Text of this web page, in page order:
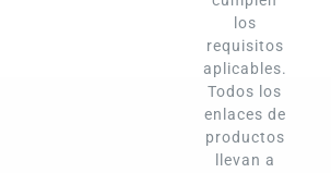
los
requisitos
aplicables.
Todos los
enlaces de
productos
llevan a